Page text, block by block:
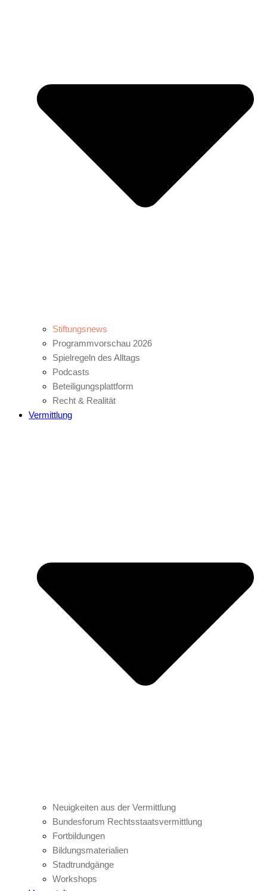
Stiftungsnews
Programmvorschau 2026
Spielregeln des Alltags
Podcasts
Beteiligungsplattform
Recht & Realität
Vermittlung
Neuigkeiten aus der Vermittlung
Bundesforum Rechtsstaatsvermittlung
Fortbildungen
Bildungsmaterialien
Stadtrundgänge
Workshops